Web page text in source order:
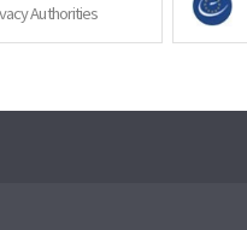
Authorities